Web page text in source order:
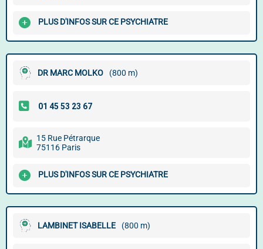
PLUS D'INFOS SUR CE PSYCHIATRE
DR MARC MOLKO (800 m)
15 Rue Pétrarque
75116 Paris
PLUS D'INFOS SUR CE PSYCHIATRE
LAMBINET ISABELLE (800 m)